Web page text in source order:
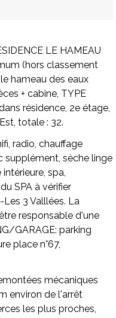
LE HAMEAU
(hors classement
hameau des eaux
+ cabine, TYPE
résidence, 2e étage,
totale : 32.
radio, chauffage
supplément, sèche linge
spa,
SPA à vérifier
3 Valllées. La
responsable d'une
GARAGE: parking
place n°67,
mécaniques
environ de l'arrêt
les plus proches,